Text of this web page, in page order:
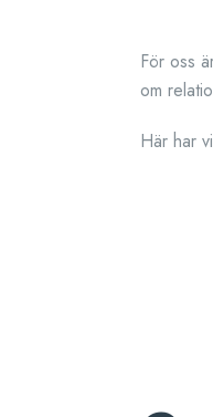
För oss
om
Här har